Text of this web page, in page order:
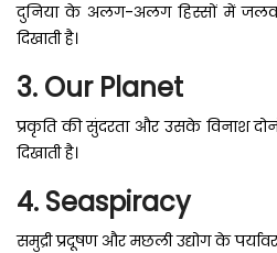
दुनिया के अलग-अलग हिस्सों में
दिखाती है।
3. Our Planet
प्रकृति की सुंदरता और उसके विनाश
दिखाती है।
4. Seaspiracy
समुद्री प्रदूषण और मछली उद्योग के